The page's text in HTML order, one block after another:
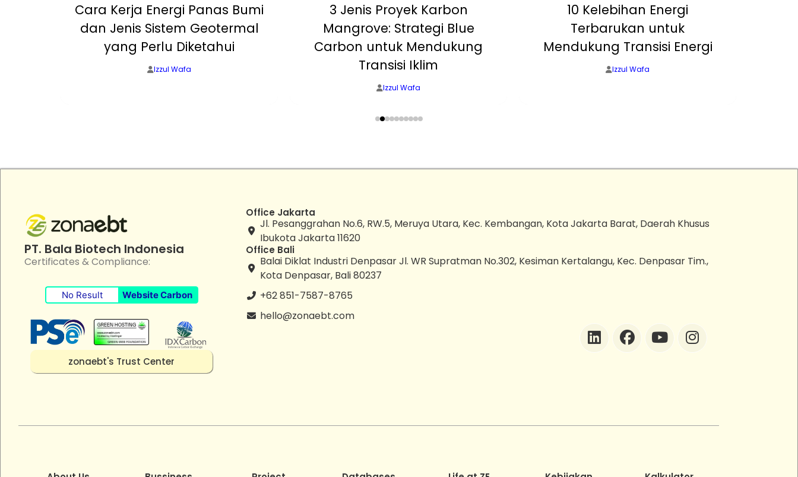
Cara Kerja Energi Panas Bumi
dan Jenis Sistem Geotermal
yang Perlu Diketahui
Izzul Wafa
3 Jenis Proyek Karbon
Mangrove: Strategi Blue
Carbon untuk Mendukung
Transisi Iklim
Izzul Wafa
10 Kelebihan Energi
Terbarukan untuk
Mendukung Transisi Energi
Izzul Wafa
PT. Bala Biotech Indonesia
Certificates & Compliance:
No Result Website Carbon
zonaebt's Trust Center
Office Jakarta
Jl. Pesanggrahan No.6, RW.5, Meruya Utara, Kec. Kembangan, Kota Jakarta Barat, Daerah Khusus
Ibukota Jakarta 11620
Office Bali
Balai Diklat Industri Denpasar Jl. WR Supratman No.302, Kesiman Kertalangu, Kec. Denpasar Tim.,
Kota Denpasar, Bali 80237
+62 851-7587-8765
hello@zonaebt.com